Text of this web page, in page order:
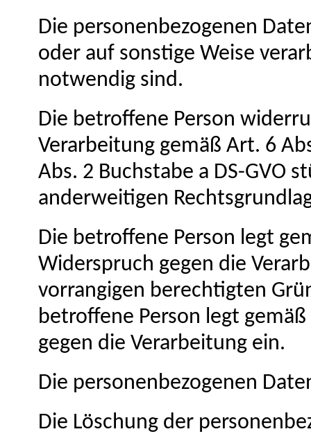
Die personenbezogenen
oder auf sonstige Weise
notwendig sind.
Die betroffene Person
Verarbeitung gemäß Art. 6
Abs. 2 Buchstabe a DS-GVO
anderweitigen
Die betroffene Person legt
Widerspruch gegen die
vorrangigen berechtigten
betroffene Person legt
gegen die Verarbeitung ein.
Die personenbezogenen
Die Löschung der